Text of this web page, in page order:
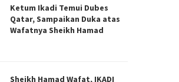
Ketum Ikadi Temui Dubes
Qatar, Sampaikan Duka atas
Wafatnya Sheikh Hamad
Sheikh Hamad Wafat, IKADI